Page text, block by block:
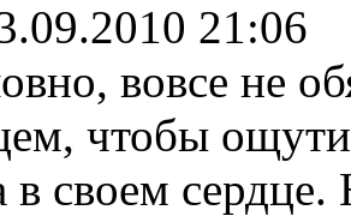
вовсе не
чтобы
в своем